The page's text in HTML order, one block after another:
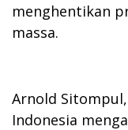
menghentikan
massa.
Arnold Sitompul,
Indonesia